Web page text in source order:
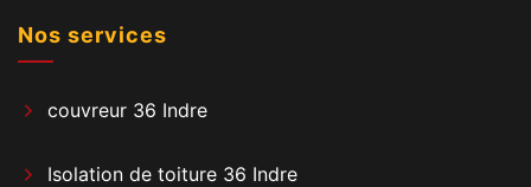
Nos services
couvreur 36 Indre
Isolation de toiture 36 Indre